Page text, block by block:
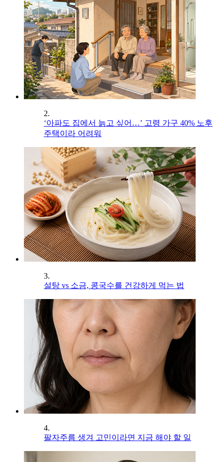
2.
‘아파도 집에서 늙고 싶어…’ 고령 가구 40% 노후
주택이라 어려워
3.
설탕 vs 소금, 콩국수를 건강하게 먹는 법
4.
팔자주름 생겨 고민이라면 지금 해야 할 일